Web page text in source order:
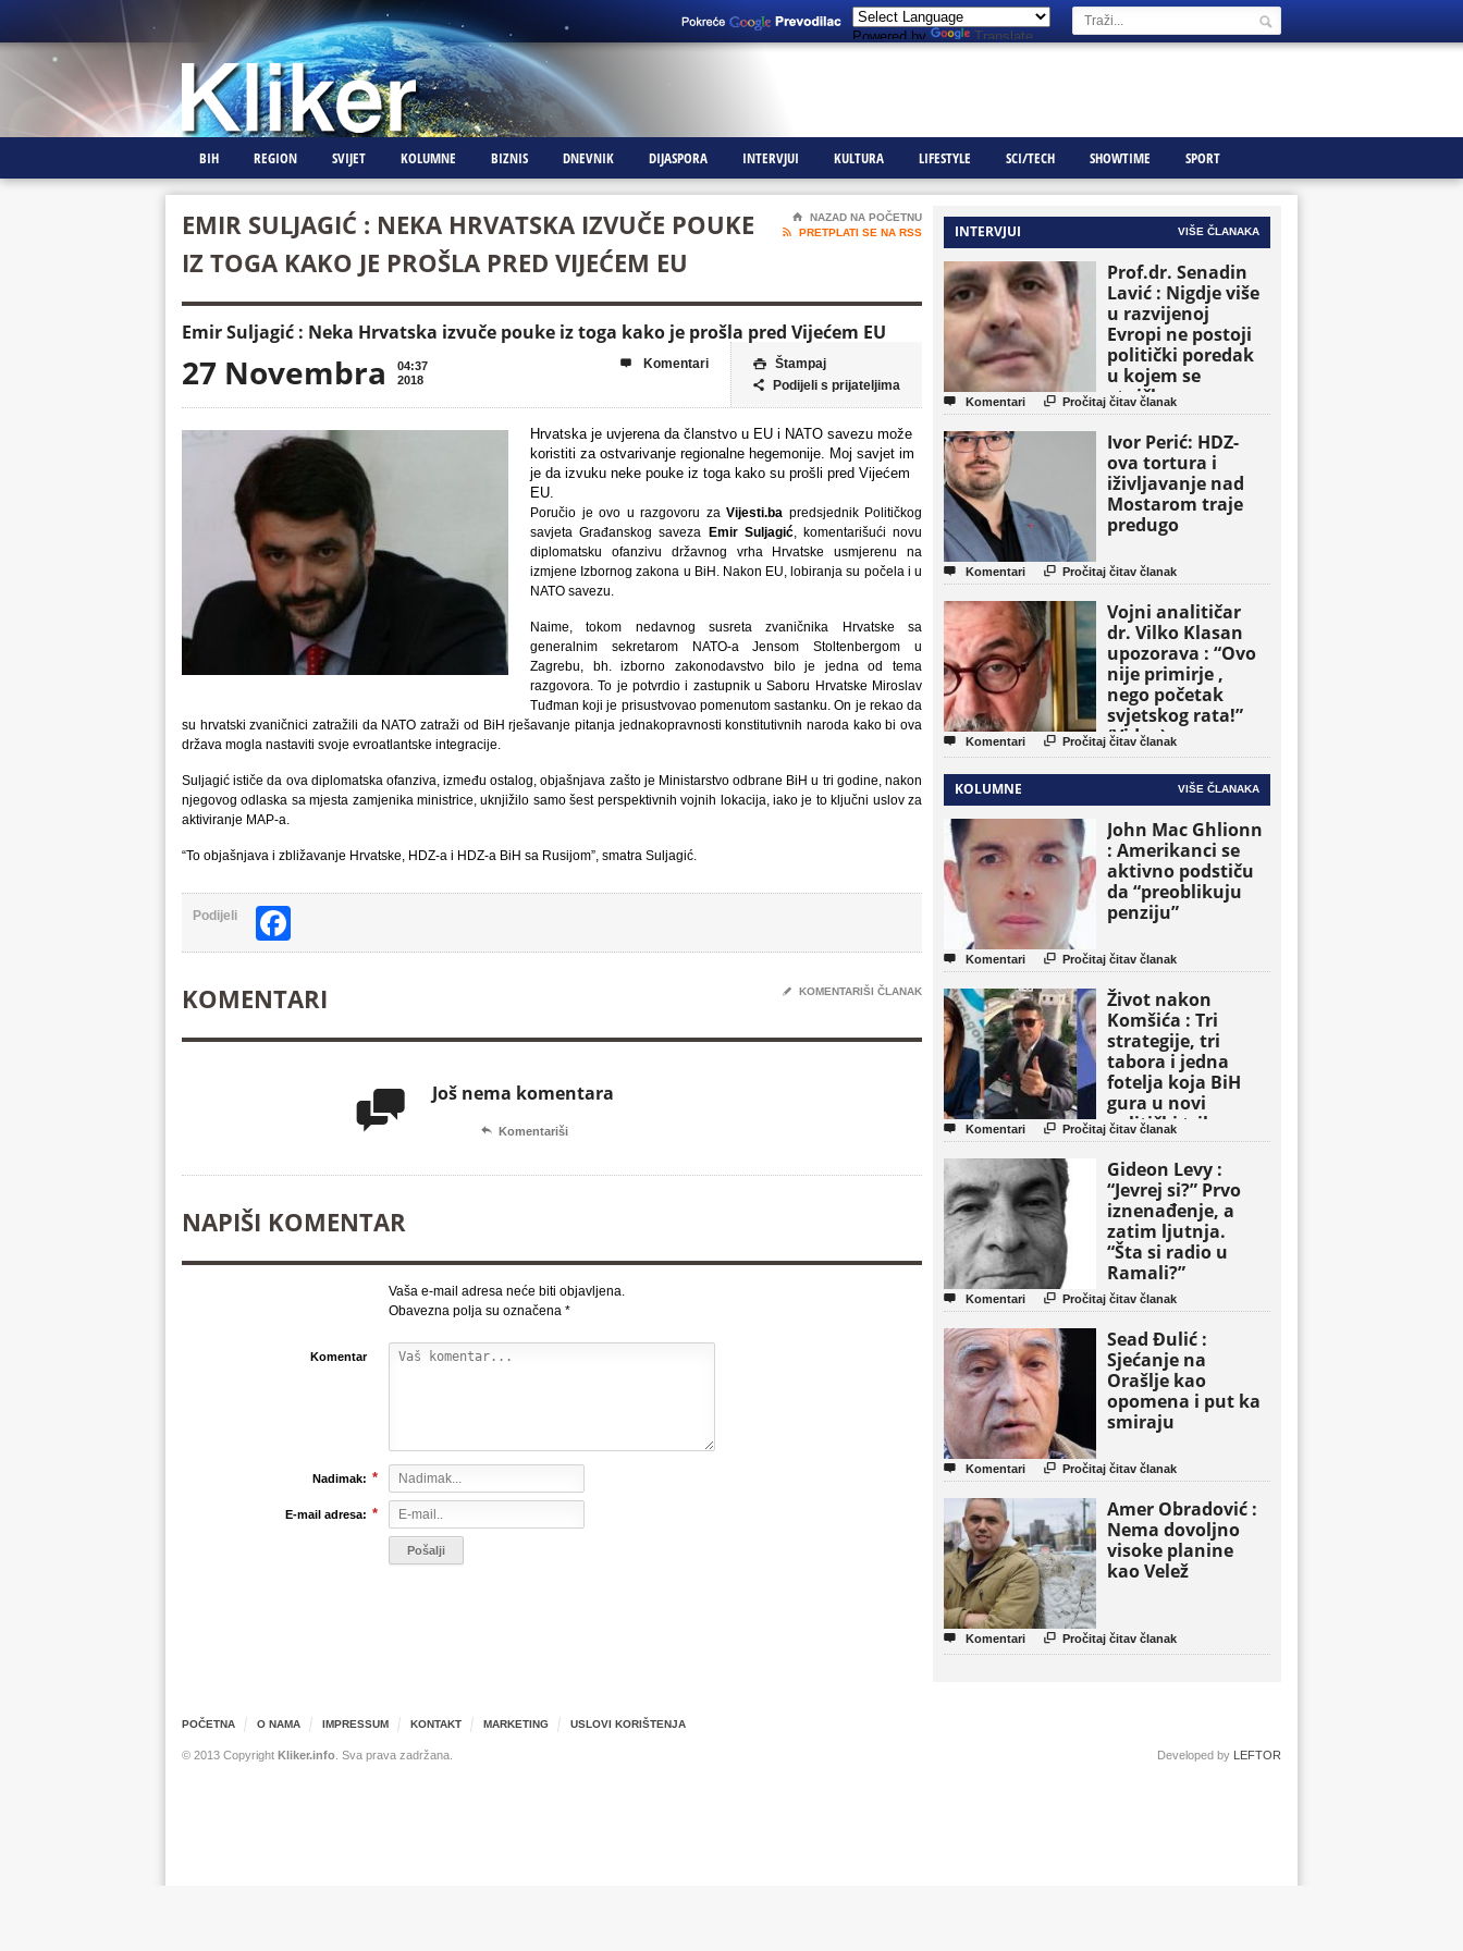
Powered by Translate
BIH REGION SVIJET KOLUMNE BIZNIS DNEVNIK DIJASPORA INTERVJUI KULTURA LIFESTYLE SCI/TECH SHOWTIME SPORT
EMIR SULJAGIĆ : NEKA HRVATSKA IZVUČE POUKE
IZ TOGA KAKO JE PROŠLA PRED VIJEĆEM EU
⌂
NAZAD NA POČETNU

PRETPLATI SE NA RSS
Emir Suljagić : Neka Hrvatska izvuče pouke iz toga kako je prošla pred Vijećem EU
27 Novembra
04:37
2018
 Štampaj
 Podijeli s prijateljima
 Komentari
Hrvatska je uvjerena da članstvo u EU i NATO savezu može
koristiti za ostvarivanje regionalne hegemonije. Moj savjet im
je da izvuku neke pouke iz toga kako su prošli pred Vijećem
EU.
Poručio je ovo u razgovoru za Vijesti.ba predsjednik Političkog
savjeta Građanskog saveza
Emir Suljagić, komentarišući novu
diplomatsku ofanzivu državnog vrha Hrvatske usmjerenu na
izmjene Izbornog zakona u BiH. Nakon EU, lobiranja su počela i u
NATO savezu.
Naime, tokom nedavnog susreta zvaničnika Hrvatske sa
generalnim sekretarom NATO-a Jensom Stoltenbergom u
Zagrebu, bh. izborno zakonodavstvo bilo je jedna od tema
razgovora. To je potvrdio i zastupnik u Saboru Hrvatske Miroslav
Tuđman koji je prisustvovao pomenutom sastanku. On je rekao da
su hrvatski zvaničnici zatražili da NATO zatraži od BiH rješavanje pitanja jednakopravnosti konstitutivnih naroda kako bi ova
država mogla nastaviti svoje evroatlantske integracije.
Suljagić ističe da ova diplomatska ofanziva, između ostalog, objašnjava zašto je Ministarstvo odbrane BiH u tri godine, nakon
njegovog odlaska sa mjesta zamjenika ministrice, uknjižilo samo šest perspektivnih vojnih lokacija, iako je to ključni uslov za
aktiviranje MAP-a.
“To objašnjava i zbližavanje Hrvatske, HDZ-a i HDZ-a BiH sa Rusijom”, smatra Suljagić.
Podijeli
KOMENTARI ✎ KOMENTARIŠI ČLANAK
 Još nema komentara
 Komentariši
NAPIŠI KOMENTAR
Vaša e-mail adresa neće biti objavljena.
Obavezna polja su označena *
Komentar
Nadimak: *
E-mail adresa: *
INTERVJUI VIŠE ČLANAKA
Prof.dr. Senadin
Lavić : Nigdje više
u razvijenoj
Evropi ne postoji
politički poredak
u kojem se
etničke grupe
pojavljuju kao
osnovne političke
jedinice
 Komentari  Pročitaj čitav članak
Ivor Perić: HDZ-
ova tortura i
iživljavanje nad
Mostarom traje
predugo
 Komentari  Pročitaj čitav članak
Vojni analitičar
dr. Vilko Klasan
upozorava : “Ovo
nije primirje ,
nego početak
svjetskog rata!”
(Video)
 Komentari  Pročitaj čitav članak
KOLUMNE VIŠE ČLANAKA
John Mac Ghlionn
: Amerikanci se
aktivno podstiču
da “preoblikuju
penziju”
 Komentari  Pročitaj čitav članak
Život nakon
Komšića : Tri
strategije, tri
tabora i jedna
fotelja koja BiH
gura u novi
politički triler
 Komentari  Pročitaj čitav članak
Gideon Levy :
“Jevrej si?” Prvo
iznenađenje, a
zatim ljutnja.
“Šta si radio u
Ramali?”
 Komentari  Pročitaj čitav članak
Sead Đulić :
Sjećanje na
Orašlje kao
opomena i put ka
smiraju
 Komentari  Pročitaj čitav članak
Amer Obradović :
Nema dovoljno
visoke planine
kao Velež
 Komentari  Pročitaj čitav članak
POČETNA O NAMA IMPRESSUM KONTAKT MARKETING USLOVI KORIŠTENJA
© 2013 Copyright Kliker.info. Sva prava zadržana. Developed by LEFTOR